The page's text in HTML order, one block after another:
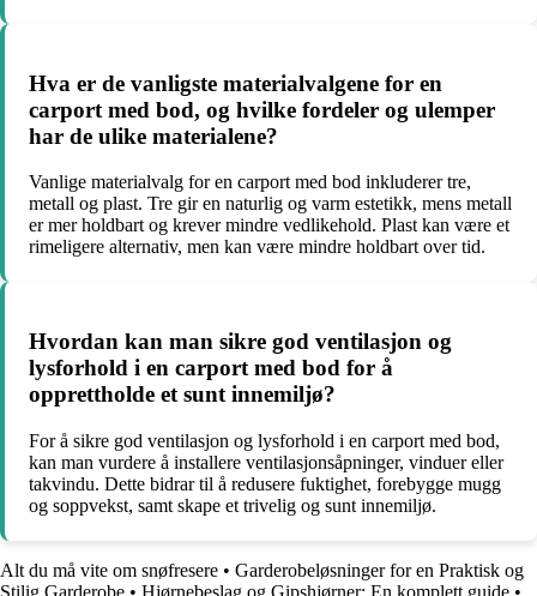
Hva er de vanligste materialvalgene for en
carport med bod, og hvilke fordeler og ulemper
har de ulike materialene?
Vanlige materialvalg for en carport med bod inkluderer tre,
metall og plast. Tre gir en naturlig og varm estetikk, mens metall
er mer holdbart og krever mindre vedlikehold. Plast kan være et
rimeligere alternativ, men kan være mindre holdbart over tid.
Hvordan kan man sikre god ventilasjon og
lysforhold i en carport med bod for å
opprettholde et sunt innemiljø?
For å sikre god ventilasjon og lysforhold i en carport med bod,
kan man vurdere å installere ventilasjonsåpninger, vinduer eller
takvindu. Dette bidrar til å redusere fuktighet, forebygge mugg
og soppvekst, samt skape et trivelig og sunt innemiljø.
Alt du må vite om snøfresere • Garderobeløsninger for en Praktisk og
Stilig Garderobe • Hjørnebeslag og Gipshjørner: En komplett guide •